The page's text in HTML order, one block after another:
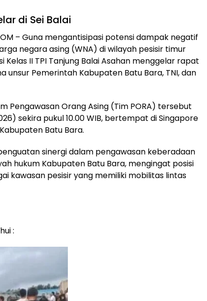
di Sei Balai
– Guna mengantisipasi potensi dampak negatif
negara asing (WNA) di wilayah pesisir timur
Kelas II TPI Tanjung Balai Asahan menggelar rapat
unsur Pemerintah Kabupaten Batu Bara, TNI, dan
Pengawasan Orang Asing (Tim PORA) tersebut
sekira pukul 10.00 WIB, bertempat di Singapore
Batu Bara.
sinergi dalam pengawasan keberadaan
hukum Kabupaten Batu Bara, mengingat posisi
kawasan pesisir yang memiliki mobilitas lintas
: